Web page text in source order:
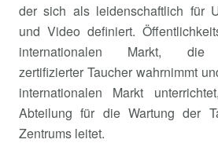
der sich als leidenschaftlich für
und Video definiert.
internationalen Markt, die
zertifizierter Taucher wahrnimmt
internationalen Markt
Abteilung für die Wartung der
Zentrums leitet.